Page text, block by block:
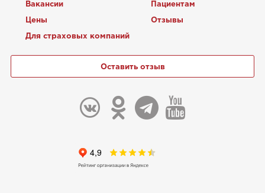
Вакансии Пациентам
Цены Отзывы
Для страховых компаний
Оставить отзыв